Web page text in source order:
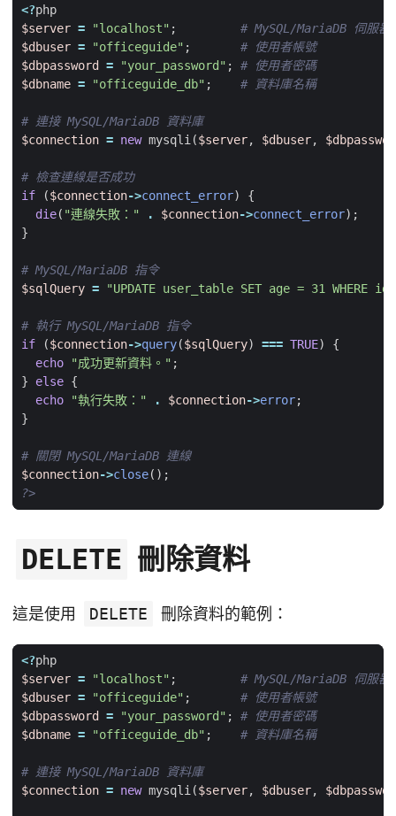
<?php
$server = "localhost" ;
$dbuser = "officeguide" ;
$dbpassword
= "your_password" ;
$dbname = "officeguide_db" ;
$connection = new mysqli($server, $dbuser,
if
($connection->connect_error)
{
die( "連線失敗：" . $connection->connect_error);
}
$sqlQuery = "UPDATE user_table SET age = 31 WHERE
if
($connection->query($sqlQuery) === TRUE)
{
echo
"成功更新資料。" ;
}
else {
echo
"執行失敗：" . $connection->error;
}
$connection->close();
?>
DELETE 刪除資料
這是使用 DELETE 刪除資料的範例：
<?php
$server = "localhost" ;
$dbuser = "officeguide" ;
$dbpassword
= "your_password" ;
$dbname = "officeguide_db" ;
$connection = new mysqli($server, $dbuser,